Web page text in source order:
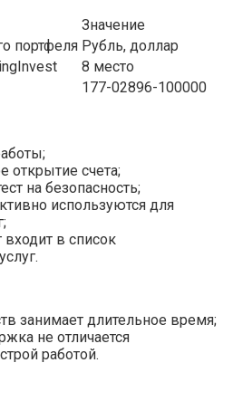
Значение
портфеля Рубль, доллар
8 место
177-02896-100000
открытие счета;
на безопасность;
используются для
входит в список
занимает длительное время;
не отличается
работой.